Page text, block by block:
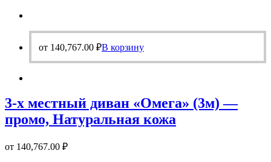
от 140,767.00 ₽В корзину
3-х местный диван «Омега» (3м) —
промо, Натуральная кожа
от 140,767.00 ₽